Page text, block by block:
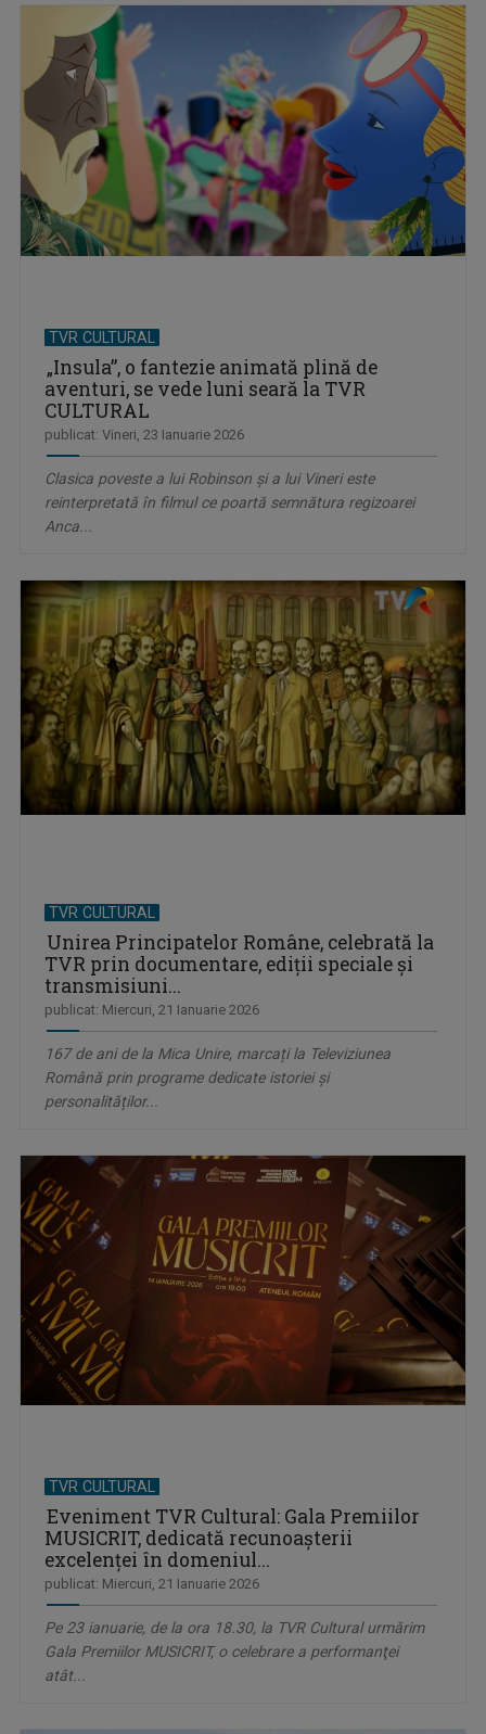
TVR CULTURAL
„Insula”, o fantezie animată plină de
aventuri, se vede luni seară la TVR
CULTURAL
publicat: Vineri, 23 Ianuarie 2026
Clasica poveste a lui Robinson şi a lui Vineri este
reinterpretată în filmul ce poartă semnătura regizoarei
Anca...
TVR CULTURAL
Unirea Principatelor Române, celebrată la
TVR prin documentare, ediții speciale și
transmisiuni...
publicat: Miercuri, 21 Ianuarie 2026
167 de ani de la Mica Unire, marcați la Televiziunea
Română prin programe dedicate istoriei și
personalităților...
TVR CULTURAL
Eveniment TVR Cultural: Gala Premiilor
MUSICRIT, dedicată recunoașterii
excelenței în domeniul...
publicat: Miercuri, 21 Ianuarie 2026
Pe 23 ianuarie, de la ora 18.30, la TVR Cultural urmărim
Gala Premiilor MUSICRIT, o celebrare a performanţei
atât...